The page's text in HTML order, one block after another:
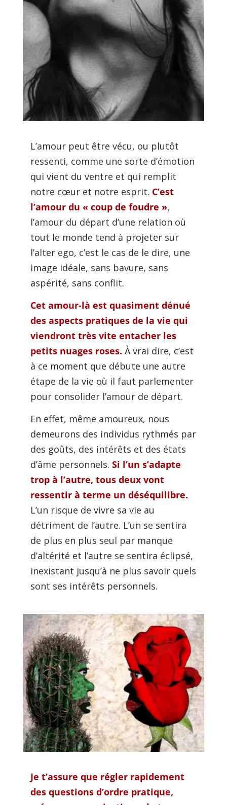
L’amour peut être vécu, ou plutôt
ressenti, comme une sorte d’émotion
qui vient du ventre et qui remplit
notre cœur et notre esprit. C’est
l’amour du « coup de foudre »,
l’amour du départ d’une relation où
tout le monde tend à projeter sur
l’alter ego, c’est le cas de le dire, une
image idéale, sans bavure, sans
aspérité, sans conflit.
Cet amour-là est quasiment dénué
des aspects pratiques de la vie qui
viendront très vite entacher les
petits nuages roses. À vrai dire, c’est
à ce moment que débute une autre
étape de la vie où il faut parlementer
pour consolider l’amour de départ.
En effet, même amoureux, nous
demeurons des individus rythmés par
des goûts, des intérêts et des états
d’âme personnels. Si l’un s’adapte
trop à l’autre, tous deux vont
ressentir à terme un déséquilibre.
L’un risque de vivre sa vie au
détriment de l’autre. L’un se sentira
de plus en plus seul par manque
d’altérité et l’autre se sentira éclipsé,
inexistant jusqu’à ne plus savoir quels
sont ses intérêts personnels.
Je t’assure que régler rapidement
des questions d’ordre pratique,